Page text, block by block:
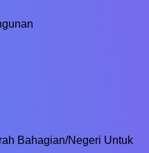
Bahagian/Negeri Untuk